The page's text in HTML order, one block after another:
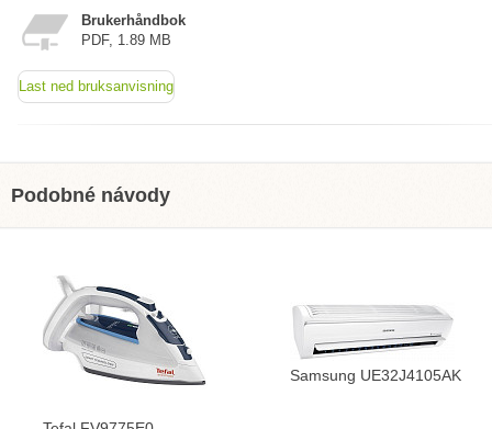
Brukerhåndbok
PDF, 1.89 MB
Last ned bruksanvisning
Podobné návody
Samsung UE32J4105AK